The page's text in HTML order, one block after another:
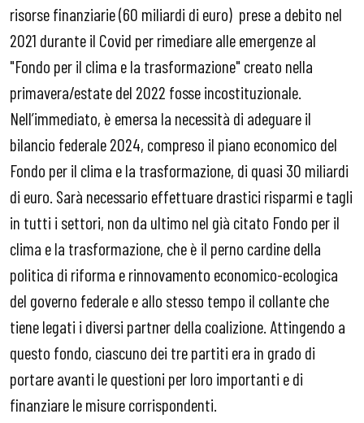
risorse finanziarie (60 miliardi di euro) prese a debito nel
2021 durante il Covid per rimediare alle emergenze al
"Fondo per il clima e la trasformazione" creato nella
primavera/estate del 2022 fosse incostituzionale.
Nell’immediato, è emersa la necessità di adeguare il
bilancio federale 2024, compreso il piano economico del
Fondo per il clima e la trasformazione, di quasi 30 miliardi
di euro. Sarà necessario effettuare drastici risparmi e tagli
in tutti i settori, non da ultimo nel già citato Fondo per il
clima e la trasformazione, che è il perno cardine della
politica di riforma e rinnovamento economico-ecologica
del governo federale e allo stesso tempo il collante che
tiene legati i diversi partner della coalizione. Attingendo a
questo fondo, ciascuno dei tre partiti era in grado di
portare avanti le questioni per loro importanti e di
finanziare le misure corrispondenti.